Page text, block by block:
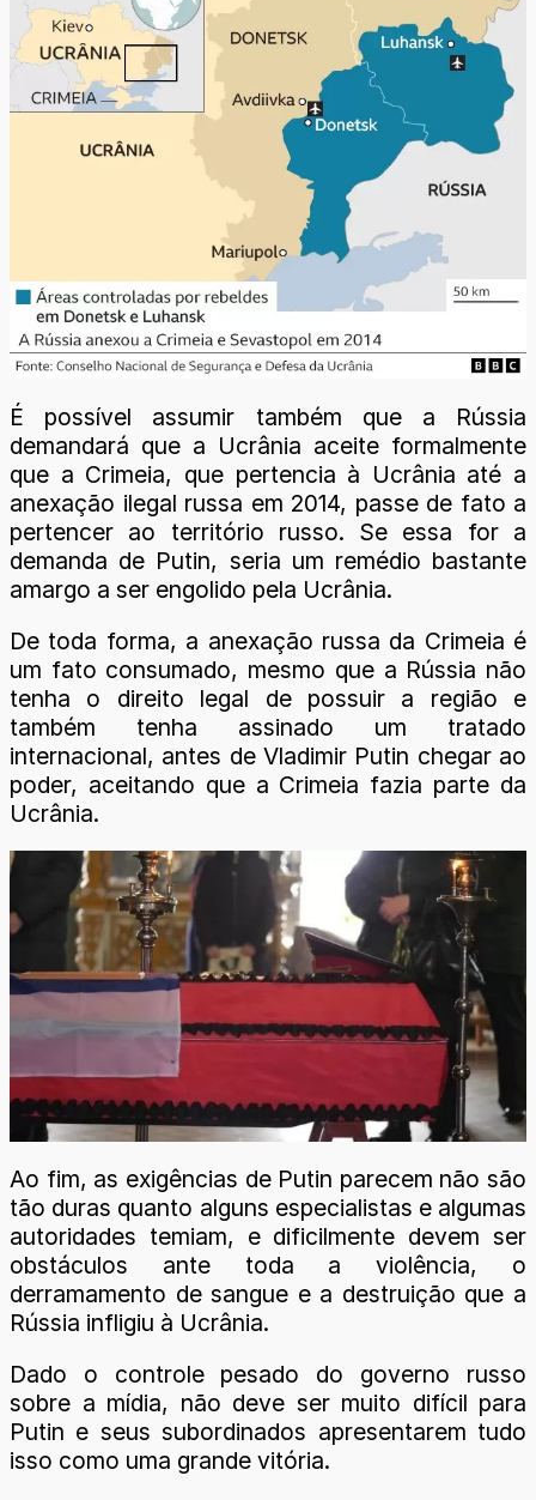
É possível assumir também que a Rússia
demandará que a Ucrânia aceite formalmente
que a Crimeia, que pertencia à Ucrânia até a
anexação ilegal russa em 2014, passe de fato a
pertencer ao território russo. Se essa for a
demanda de Putin, seria um remédio bastante
amargo a ser engolido pela Ucrânia.
De toda forma, a anexação russa da Crimeia é
um fato consumado, mesmo que a Rússia não
tenha o direito legal de possuir a região e
também tenha assinado um tratado
internacional, antes de Vladimir Putin chegar ao
poder, aceitando que a Crimeia fazia parte da
Ucrânia.
Ao fim, as exigências de Putin parecem não são
tão duras quanto alguns especialistas e algumas
autoridades temiam, e dificilmente devem ser
obstáculos ante toda a violência, o
derramamento de sangue e a destruição que a
Rússia infligiu à Ucrânia.
Dado o controle pesado do governo russo
sobre a mídia, não deve ser muito difícil para
Putin e seus subordinados apresentarem tudo
isso como uma grande vitória.